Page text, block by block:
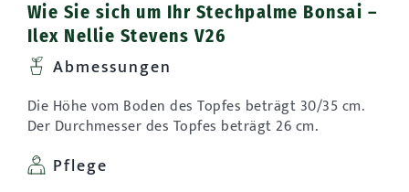
Wie Sie sich um Ihr Stechpalme Bonsai –
Ilex Nellie Stevens V26
Abmessungen
Die Höhe vom Boden des Topfes beträgt 30/35 cm.
Der Durchmesser des Topfes beträgt 26 cm.
Pflege